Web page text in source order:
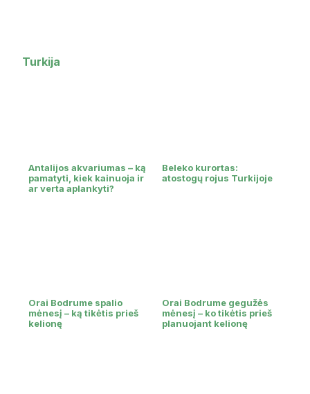
Turkija
Antalijos akvariumas – ką
pamatyti, kiek kainuoja ir
ar verta aplankyti?
Beleko kurortas:
atostogų rojus Turkijoje
Orai Bodrume spalio
mėnesį – ką tikėtis prieš
kelionę
Orai Bodrume gegužės
mėnesį – ko tikėtis prieš
planuojant kelionę